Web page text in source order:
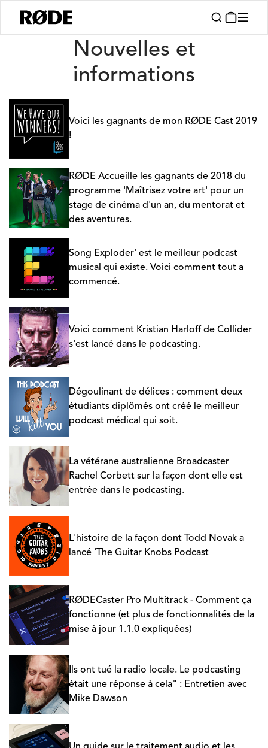
Nouvelles
Nouvelles et
informations
Voici les gagnants de mon RØDE Cast 2019
!
RØDE Accueille les gagnants de 2018 du
programme 'Maîtrisez votre art' pour un
stage de cinéma d'un an, du mentorat et
des aventures.
Song Exploder' est le meilleur podcast
musical qui existe. Voici comment tout a
commencé.
Voici comment Kristian Harloff de Collider
s'est lancé dans le podcasting.
Dégoulinant de délices : comment deux
étudiants diplômés ont créé le meilleur
podcast médical qui soit.
La vétérane australienne Broadcaster
Rachel Corbett sur la façon dont elle est
entrée dans le podcasting.
L'histoire de la façon dont Todd Novak a
lancé 'The Guitar Knobs Podcast
RØDECaster Pro Multitrack - Comment ça
fonctionne (et plus de fonctionnalités de la
mise à jour 1.1.0 expliquées)
Ils ont tué la radio locale. Le podcasting
était une réponse à cela" : Entretien avec
Mike Dawson